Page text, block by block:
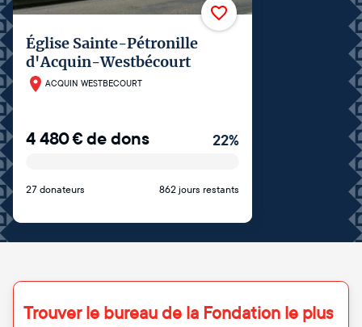
Église Sainte-Pétronille
d'Acquin-Westbécourt
ACQUIN WESTBECOURT
4 480€de dons 22%
27 donateurs 862 jours restants
Trouver le bureau de la Fondation le plus